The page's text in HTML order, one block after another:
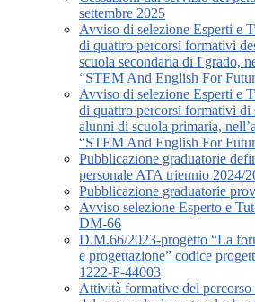
settembre 2025
Avviso di selezione Esperti e
di quattro percorsi formativi
scuola secondaria di I grado,
“STEM And English For
Avviso di selezione Esperti e
di quattro percorsi formativi di
alunni di scuola primaria,
“STEM And English For
Pubblicazione graduatorie
personale ATA triennio 2024/
Pubblicazione graduatorie
Avviso selezione Esperto e
DM-66
D.M.66/2023-progetto “La
e progettazione” codice
1222-P-44003
Attività formative del